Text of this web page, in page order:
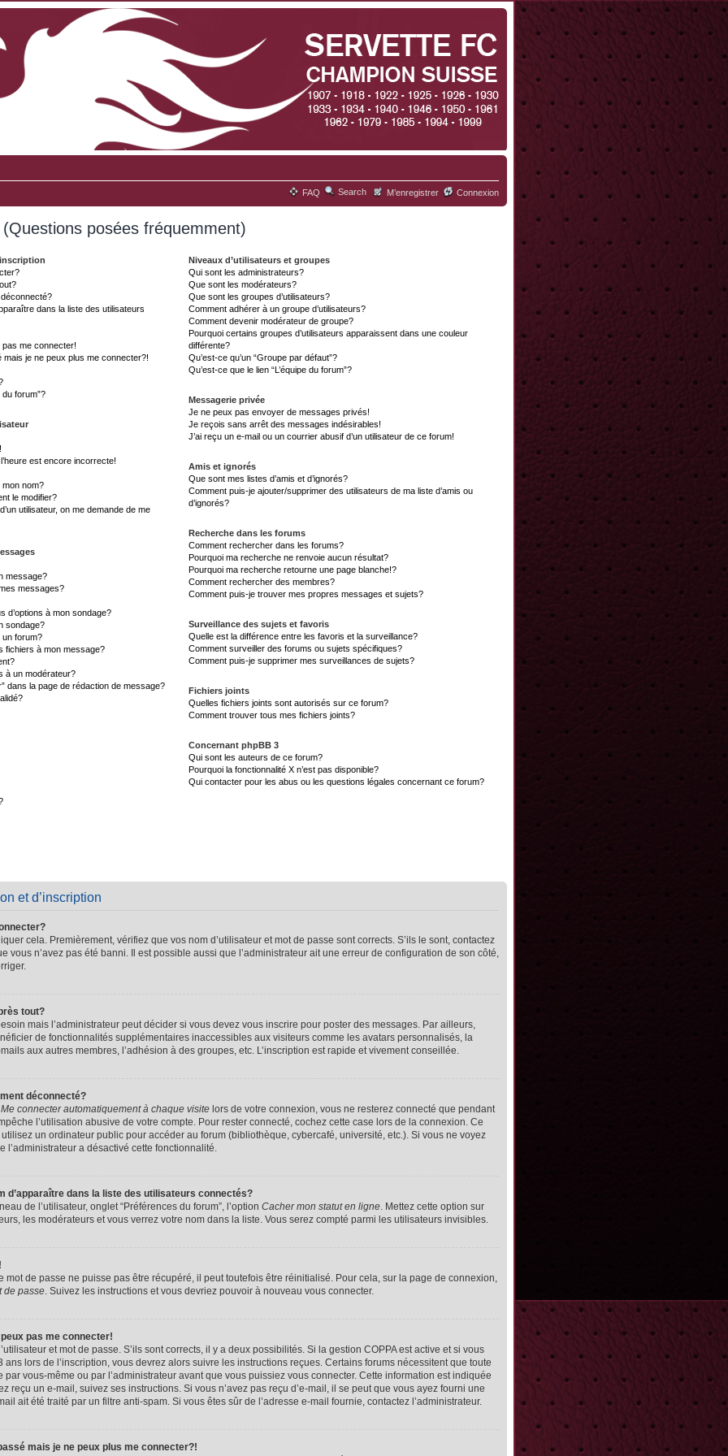
FAQ Search M’enregistrer Connexion
posées fréquemment)
dans la liste des utilisateurs
me connecter!
je ne peux plus me connecter?!
forum”?
est encore incorrecte!
nom?
le modifier?
utilisateur, on me demande de me
message?
messages?
d’options à mon sondage?
sondage?
un forum?
fichiers à mon message?
à un modérateur?
dans la page de rédaction de message?
Niveaux d’utilisateurs et groupes
Qui sont les administrateurs?
Que sont les modérateurs?
Que sont les groupes d’utilisateurs?
Comment adhérer à un groupe d’utilisateurs?
Comment devenir modérateur de groupe?
Pourquoi certains groupes d’utilisateurs apparaissent dans une couleur
différente?
Qu’est-ce qu’un “Groupe par défaut”?
Qu’est-ce que le lien “L’équipe du forum”?
Messagerie privée
Je ne peux pas envoyer de messages privés!
Je reçois sans arrêt des messages indésirables!
J’ai reçu un e-mail ou un courrier abusif d’un utilisateur de ce forum!
Amis et ignorés
Que sont mes listes d’amis et d’ignorés?
Comment puis-je ajouter/supprimer des utilisateurs de ma liste d’amis ou
d’ignorés?
Recherche dans les forums
Comment rechercher dans les forums?
Pourquoi ma recherche ne renvoie aucun résultat?
Pourquoi ma recherche retourne une page blanche!?
Comment rechercher des membres?
Comment puis-je trouver mes propres messages et sujets?
Surveillance des sujets et favoris
Quelle est la différence entre les favoris et la surveillance?
Comment surveiller des forums ou sujets spécifiques?
Comment puis-je supprimer mes surveillances de sujets?
Fichiers joints
Quelles fichiers joints sont autorisés sur ce forum?
Comment trouver tous mes fichiers joints?
Concernant phpBB 3
Qui sont les auteurs de ce forum?
Pourquoi la fonctionnalité X n’est pas disponible?
Qui contacter pour les abus ou les questions légales concernant ce forum?
et d’inscription
cela. Premièrement, vérifiez que vos nom d’utilisateur et mot de passe sont corrects. S’ils le sont, contactez
vous n’avez pas été banni. Il est possible aussi que l’administrateur ait une erreur de configuration de son côté,
tout?
mais l’administrateur peut décider si vous devez vous inscrire pour poster des messages. Par ailleurs,
de fonctionnalités supplémentaires inaccessibles aux visiteurs comme les avatars personnalisés, la
aux autres membres, l’adhésion à des groupes, etc. L’inscription est rapide et vivement conseillée.
déconnecté?
Me connecter automatiquement à chaque visite lors de votre connexion, vous ne resterez connecté que pendant
l’utilisation abusive de votre compte. Pour rester connecté, cochez cette case lors de la connexion. Ce
un ordinateur public pour accéder au forum (bibliothèque, cybercafé, université, etc.). Si vous ne voyez
l’administrateur a désactivé cette fonctionnalité.
d’apparaître dans la liste des utilisateurs connectés?
de l’utilisateur, onglet “Préférences du forum”, l’option Cacher mon statut en ligne. Mettez cette option sur
les modérateurs et vous verrez votre nom dans la liste. Vous serez compté parmi les utilisateurs invisibles.
mot de passe ne puisse pas être récupéré, il peut toutefois être réinitialisé. Pour cela, sur la page de connexion,
de passe. Suivez les instructions et vous devriez pouvoir à nouveau vous connecter.
pas me connecter!
et mot de passe. S’ils sont corrects, il y a deux possibilités. Si la gestion COPPA est active et si vous
lors de l’inscription, vous devrez alors suivre les instructions reçues. Certains forums nécessitent que toute
vous-même ou par l’administrateur avant que vous puissiez vous connecter. Cette information est indiquée
reçu un e-mail, suivez ses instructions. Si vous n’avez pas reçu d’e-mail, il se peut que vous ayez fourni une
ait été traité par un filtre anti-spam. Si vous êtes sûr de l’adresse e-mail fournie, contactez l’administrateur.
mais je ne peux plus me connecter?!